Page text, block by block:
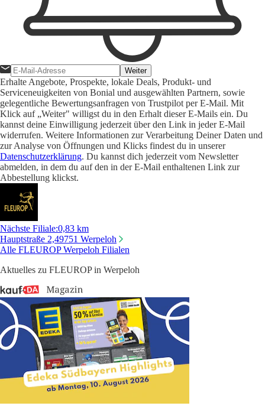
Weiter
Erhalte Angebote, Prospekte, lokale Deals, Produkt- und
Serviceneuigkeiten von Bonial und ausgewählten Partnern, sowie
gelegentliche Bewertungsanfragen von Trustpilot per E-Mail. Mit
Klick auf „Weiter" willigst du in den Erhalt dieser E-Mails ein. Du
kannst deine Einwilligung jederzeit über den Link in jeder E-Mail
widerrufen. Weitere Informationen zur Verarbeitung Deiner Daten und
zur Analyse von Öffnungen und Klicks findest du in unserer
Datenschutzerklärung. Du kannst dich jederzeit vom Newsletter
abmelden, in dem du auf den in der E-Mail enthaltenen Link zur
Abbestellung klickst.
Nächste Filiale:0,83 km
Hauptstraße 2,49751 Werpeloh
Alle FLEUROP Werpeloh Filialen
Aktuelles zu FLEUROP in Werpeloh